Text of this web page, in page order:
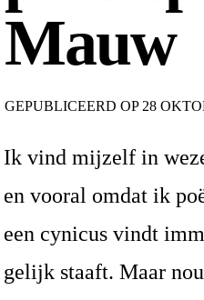
Mauw
GEPUBLICEERD OP 28
Ik vind mijzelf in
en vooral omdat ik
een cynicus vindt
gelijk staaft. Maar